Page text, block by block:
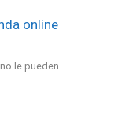
le pueden